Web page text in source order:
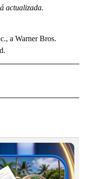
actualizada.
a Warner Bros.
NOTIFICATIONS ABOUT